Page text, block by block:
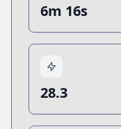
6m 16s
28.3